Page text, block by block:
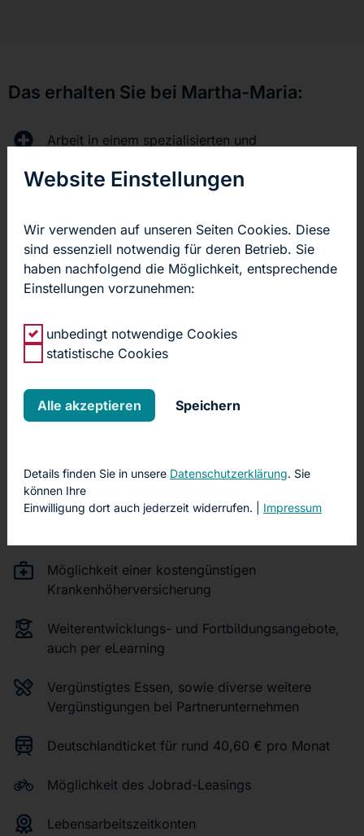
Das erhalten Sie bei Martha-Maria:
Arbeit in einem spezialisierten und
langfristige Dienst- und Urlaubsplanung
elektronische Dienstplan- und Zeiterfassung
unbefristeten Arbeitsvertrag in Voll- oder Teilzeit
zugrundeliegenden Schichtmodells (31 Tage
Grundurlaub)
vergleichbar zum Tarifvertrag öffentlicher Dienst
Betriebliche Altersversorgung (5,35 %
Möglichkeit einer kostengünstigen
Krankenhöherversicherung
Weiterentwicklungs- und Fortbildungsangebote,
auch per eLearning
Vergünstigtes Essen, sowie diverse weitere
Vergünstigungen bei Partnerunternehmen
Deutschlandticket für rund 40,60 € pro Monat
Möglichkeit des Jobrad-Leasings
Lebensarbeitszeitkonten
Website Einstellungen
Wir verwenden auf unseren Seiten Cookies. Diese
sind essenziell notwendig für deren Betrieb. Sie
haben nachfolgend die Möglichkeit, entsprechende
Einstellungen vorzunehmen:
unbedingt notwendige Cookies
statistische Cookies
Alle akzeptieren Speichern
Details finden Sie in unsere Datenschutzerklärung. Sie
können Ihre
Einwilligung dort auch jederzeit widerrufen. | Impressum